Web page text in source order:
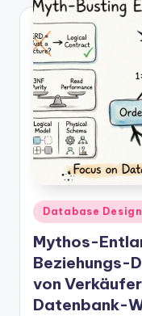
p
d
a
t
e
s
Posted
in
Database Design
Mythos-
Beziehungs-
von
Datenbank-